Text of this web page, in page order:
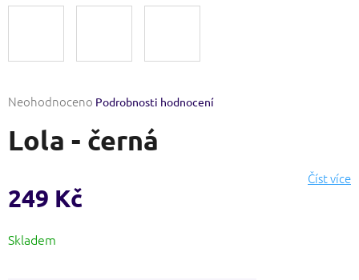
Průměrné
produktu
je
5
hvězdiček.
Neohodnoceno Podrobnosti hodnocení
Lola - černá
Číst více
249 Kč
cena:
Skladem